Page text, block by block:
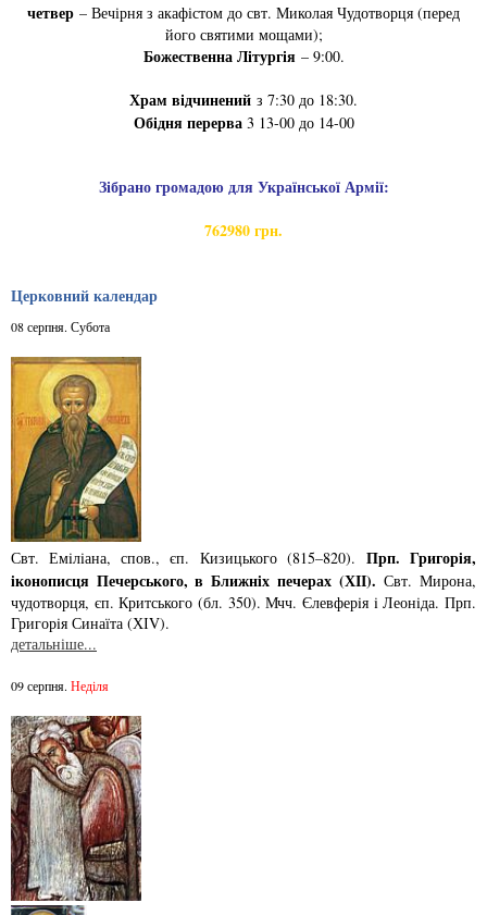
четвер – Вечірня з акафістом до свт. Миколая Чудотворця (перед
його святими мощами);
Божественна Літургія– 9:00.
Храм відчинений з 7:30 до 18:30.
Обідня перерва3 13-00 до 14-00
Зібрано громадою для Української Армії:
762980 грн.
Церковний календар
08 серпня. Субота
Свт. Емiлiана, спов., єп. Кизицького (815–820). Прп. Григорiя,
iконописця Печер­ського, в Ближнiх печерах (ХІІ). Свт. Мирона,
чудотворця, єп. Критського­ (бл. 350). Мчч. Єлев­ферiя i Леонiда. Прп.
Григорiя Синаїта (ХІV).
детальніше...
09 серпня. Неділя